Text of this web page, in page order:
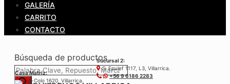
GALERÍA
CARRITO
CONTACTO
Búsqueda de productos
Casa Matríz:
Colo-Colo 1620, Villarrica.
Sucursal 2:
S. Epulef 1117, L3, Villarrica.
+56 9 6186 2283